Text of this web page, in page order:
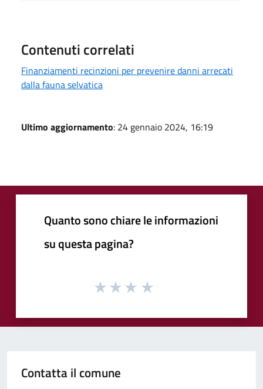
Contenuti correlati
Finanziamenti recinzioni per prevenire danni arrecati
dalla fauna selvatica
Ultimo aggiornamento: 24 gennaio 2024, 16:19
Quanto sono chiare le informazioni
su questa pagina?
Contatta il comune